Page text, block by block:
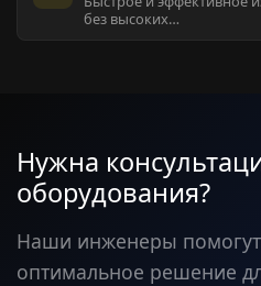
без высоких…
Нужна
оборудования?
Наши инженеры
оптимальное решение